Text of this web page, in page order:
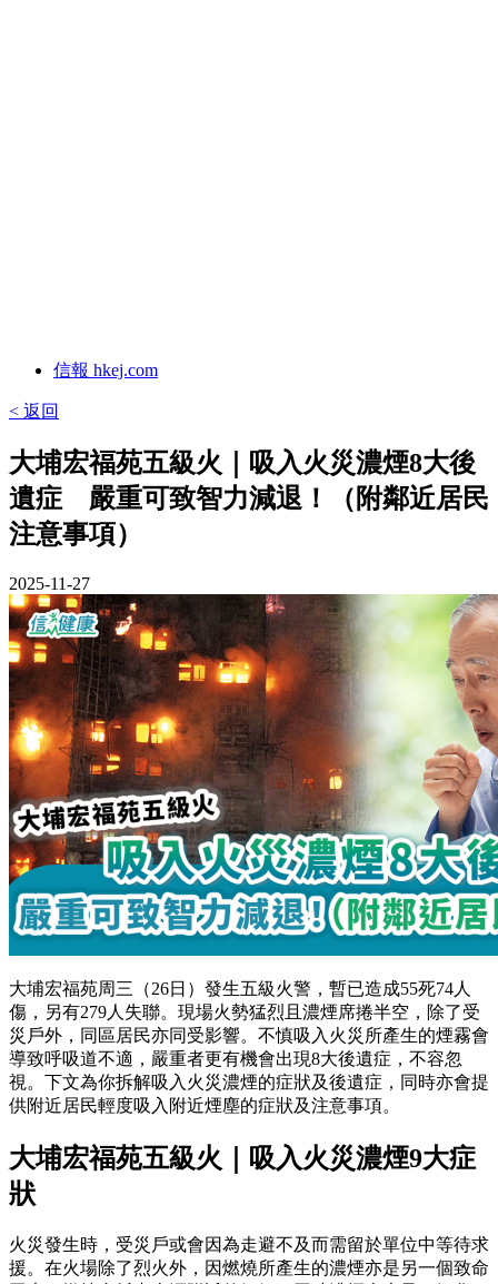
信報 hkej.com
< 返回
大埔宏福苑五級火｜吸入火災濃煙8大後
遺症 嚴重可致智力減退！（附鄰近居民
注意事項）
2025-11-27
大埔宏福苑周三（26日）發生五級火警，暫已造成55死74人
傷，另有279人失聯。現場火勢猛烈且濃煙席捲半空，除了受
災戶外，同區居民亦同受影響。不慎吸入火災所產生的煙霧會
導致呼吸道不適，嚴重者更有機會出現8大後遺症，不容忽
視。下文為你拆解吸入火災濃煙的症狀及後遺症，同時亦會提
供附近居民輕度吸入附近煙塵的症狀及注意事項。
大埔宏福苑五級火｜吸入火災濃煙9大症
狀
火災發生時，受災戶或會因為走避不及而需留於單位中等待求
援。在火場除了烈火外，因燃燒所產生的濃煙亦是另一個致命